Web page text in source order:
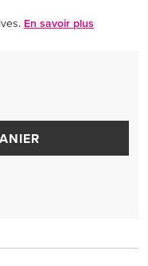
En savoir plus